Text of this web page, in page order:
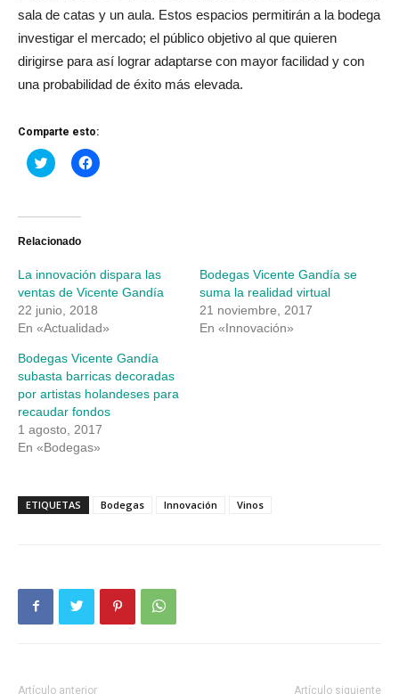
sala de catas y un aula. Estos espacios permitirán a la bodega
investigar el mercado; el público objetivo al que quieren
dirigirse para así lograr adaptarse con mayor facilidad y con
una probabilidad de éxito más elevada.
Comparte esto:
Haz
clic
Twitter
abre
ventana
nueva)
Haz
clic
ventana
nueva)
Relacionado
La innovación dispara las
ventas de Vicente Gandía
22 junio, 2018
En «Actualidad»
Bodegas Vicente Gandía se
suma la realidad virtual
21 noviembre, 2017
En «Innovación»
Bodegas Vicente Gandía
subasta barricas decoradas
por artistas holandeses para
recaudar fondos
1 agosto, 2017
En «Bodegas»
ETIQUETAS Bodegas Innovación Vinos
Artículo anterior Artículo siguiente